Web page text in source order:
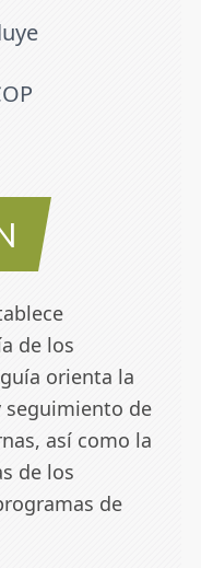
de los
orienta la
seguimiento de
así como la
de los
de